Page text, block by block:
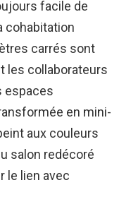
facile de
cohabitation
carrés sont
les collaborateurs
espaces
en mini-
aux couleurs
salon redécoré
le lien avec